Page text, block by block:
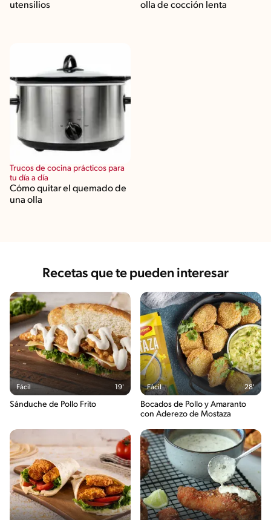
utensilios
olla de cocción lenta
Trucos de cocina prácticos para
tu día a día
Cómo quitar el quemado de
una olla
Recetas que te pueden interesar
Fácil 19'
Sánduche de Pollo Frito
Fácil 28'
Bocados de Pollo y Amaranto
con Aderezo de Mostaza